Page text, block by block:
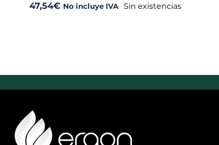
47,54€ No incluye IVA Sin existencias